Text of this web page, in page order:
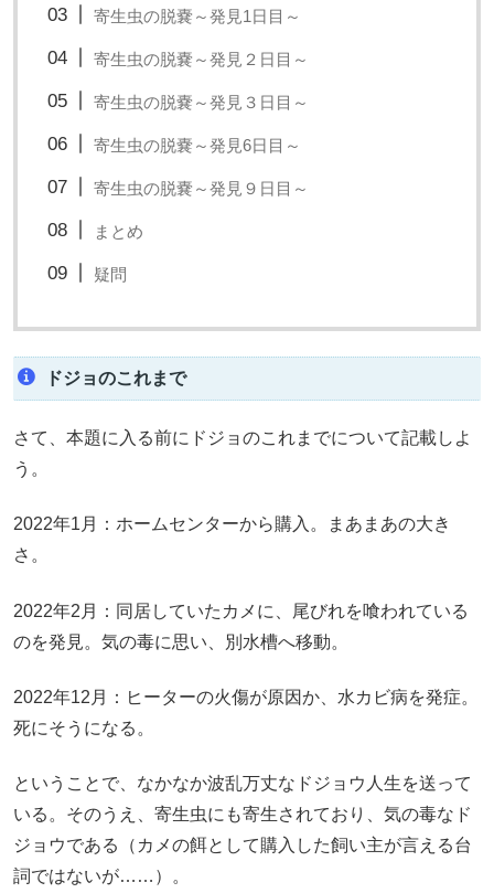
寄生虫の脱嚢～発見1日目～
寄生虫の脱嚢～発見２日目～
寄生虫の脱嚢～発見３日目～
寄生虫の脱嚢～発見6日目～
寄生虫の脱嚢～発見９日目～
まとめ
疑問
ドジョのこれまで
さて、本題に入る前にドジョのこれまでについて記載しよ
う。
2022年1月：ホームセンターから購入。まあまあの大き
さ。
2022年2月：同居していたカメに、尾びれを喰われている
のを発見。気の毒に思い、別水槽へ移動。
2022年12月：ヒーターの火傷が原因か、水カビ病を発症。
死にそうになる。
ということで、なかなか波乱万丈なドジョウ人生を送って
いる。そのうえ、寄生虫にも寄生されており、気の毒なド
ジョウである（カメの餌として購入した飼い主が言える台
詞ではないが……）。